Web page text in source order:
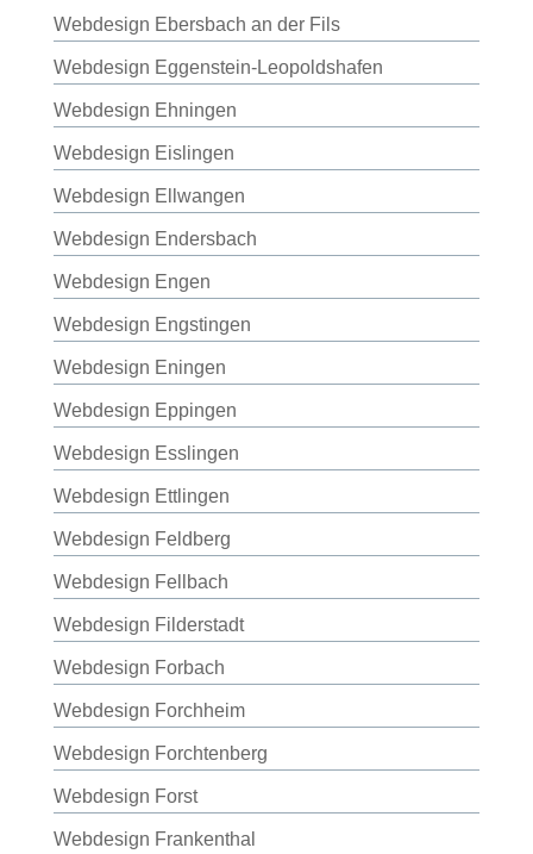
Webdesign Ebersbach an der Fils
Webdesign Eggenstein-Leopoldshafen
Webdesign Ehningen
Webdesign Eislingen
Webdesign Ellwangen
Webdesign Endersbach
Webdesign Engen
Webdesign Engstingen
Webdesign Eningen
Webdesign Eppingen
Webdesign Esslingen
Webdesign Ettlingen
Webdesign Feldberg
Webdesign Fellbach
Webdesign Filderstadt
Webdesign Forbach
Webdesign Forchheim
Webdesign Forchtenberg
Webdesign Forst
Webdesign Frankenthal